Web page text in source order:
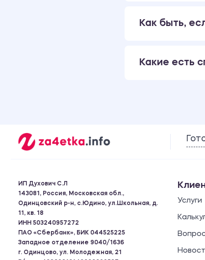
Как быть,
Какие есть
ИП Духович С.Л
143081, Россия, Московская обл.,
Одинцовский р-н, с.Юдино, ул.Школьная, д.
11, кв. 18
ИНН 503240957272
ПАО «Сбербанк», БИК 044525225
Западное отделение 9040/1636
г. Одинцово, ул. Молодежная, 21
Услуги